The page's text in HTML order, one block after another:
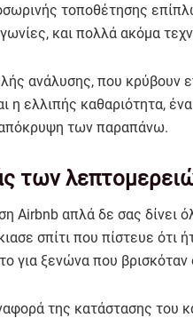
τοποθέτησης
και πολλά ακόμα
ανάλυσης, που κρύβουν
η ελλιπής καθαριότητα,
των παραπάνω.
των
Airbnb απλά δε σας δίνει
σπίτι που πίστευε
για ξενώνα που
της κατάστασης του